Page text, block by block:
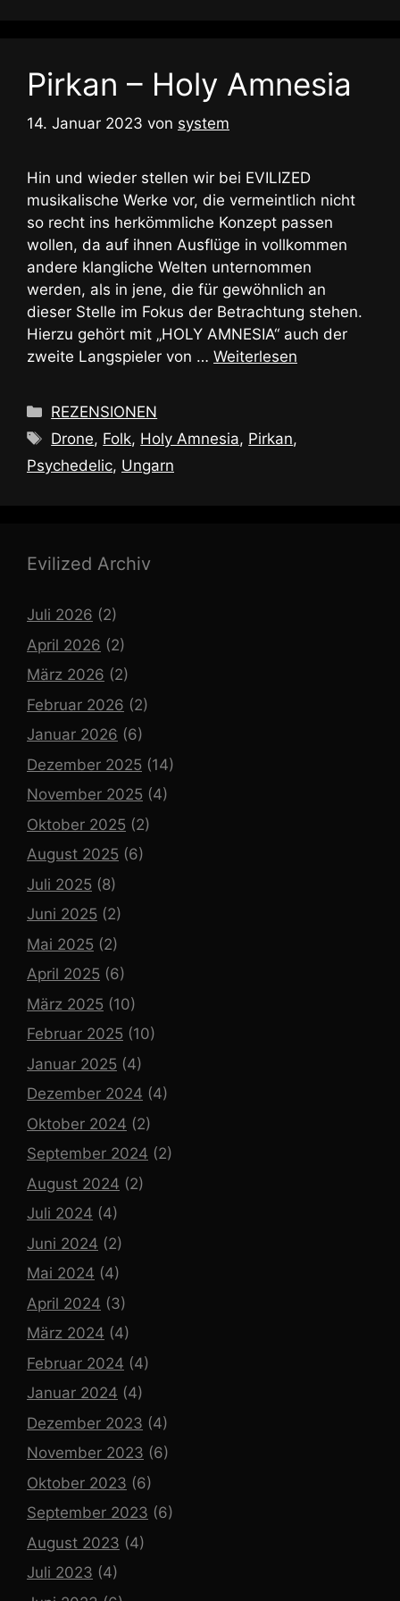
Pirkan – Holy Amnesia
14. Januar 2023 von system
Hin und wieder stellen wir bei EVILIZED
musikalische Werke vor, die vermeintlich nicht
so recht ins herkömmliche Konzept passen
wollen, da auf ihnen Ausflüge in vollkommen
andere klangliche Welten unternommen
werden, als in jene, die für gewöhnlich an
dieser Stelle im Fokus der Betrachtung stehen.
Hierzu gehört mit „HOLY AMNESIA“ auch der
zweite Langspieler von … Weiterlesen
Kategorien
REZENSIONEN
Schlagwörter
Drone, Folk, Holy Amnesia, Pirkan,
Psychedelic, Ungarn
Evilized Archiv
Juli 2026 (2)
April 2026 (2)
März 2026 (2)
Februar 2026 (2)
Januar 2026 (6)
Dezember 2025 (14)
November 2025 (4)
Oktober 2025 (2)
August 2025 (6)
Juli 2025 (8)
Juni 2025 (2)
Mai 2025 (2)
April 2025 (6)
März 2025 (10)
Februar 2025 (10)
Januar 2025 (4)
Dezember 2024 (4)
Oktober 2024 (2)
September 2024 (2)
August 2024 (2)
Juli 2024 (4)
Juni 2024 (2)
Mai 2024 (4)
April 2024 (3)
März 2024 (4)
Februar 2024 (4)
Januar 2024 (4)
Dezember 2023 (4)
November 2023 (6)
Oktober 2023 (6)
September 2023 (6)
August 2023 (4)
Juli 2023 (4)